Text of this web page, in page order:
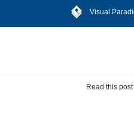
Visual
Read this